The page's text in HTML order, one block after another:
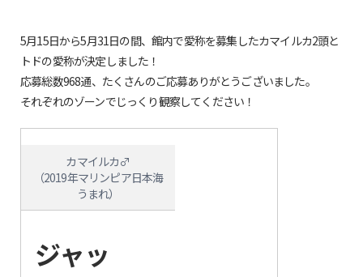
5月15日から5月31日の間、館内で愛称を募集したカマイルカ2頭と
トドの愛称が決定しました！
応募総数968通、たくさんのご応募ありがとうございました。
それぞれのゾーンでじっくり観察してください！
カマイルカ♂
（2019年マリンピア日本海
うまれ）
ジャッ